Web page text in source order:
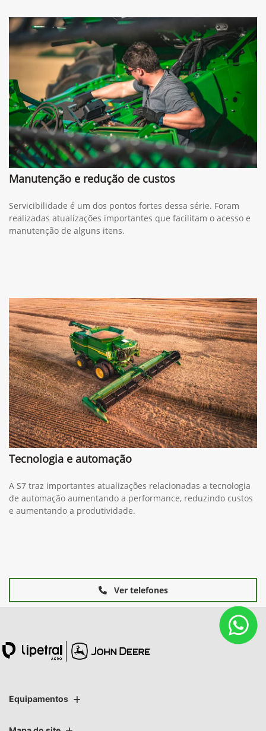
Manutenção e redução de custos
Servicibilidade é um dos pontos fortes dessa série. Foram
realizadas atualizações importantes que facilitam o acesso e
manutenção de alguns itens.
Tecnologia e automação
A S7 traz importantes atualizações relacionadas a tecnologia
de automação aumentando a performance, reduzindo custos
e aumentando a produtividade.
Ver telefones
Equipamentos